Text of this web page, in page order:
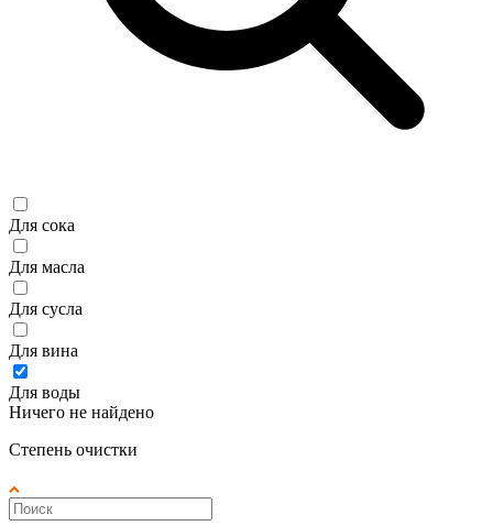
Для сока
Для масла
Для сусла
Для вина
Для воды
Ничего не найдено
Степень очистки